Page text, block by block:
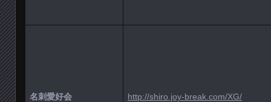
名刺愛好会 http://shiro.joy-break.com/XG/